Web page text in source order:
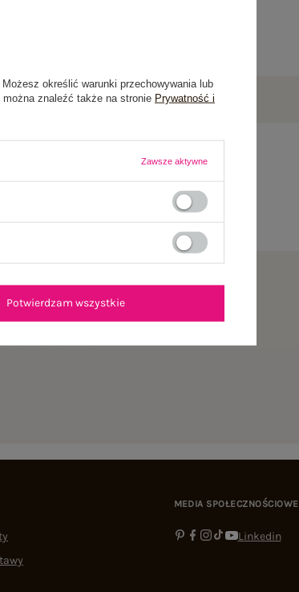
MEDIA SPOŁECZNOŚCIOWE
Linkedin
. Możesz określić warunki przechowywania lub
znaleźć także na stronie Prywatność i
Zawsze aktywne
Potwierdzam wszystkie